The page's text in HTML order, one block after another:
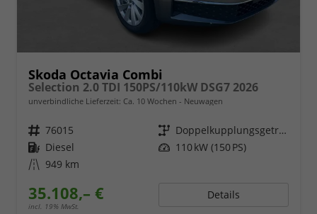
Skoda Octavia Combi
Selection 2.0 TDI 150PS/110kW DSG7 2026
unverbindliche Lieferzeit: Ca. 10 Wochen Neuwagen
Fahrzeugnr. 76015 Getriebe
Doppelkupplungsgetriebe (DSG)
Kraftstoff Diesel Leistung 110 kW (150 PS)
Kilometerstand 949 km
35.108,– €
incl. 19% MwSt.
Details